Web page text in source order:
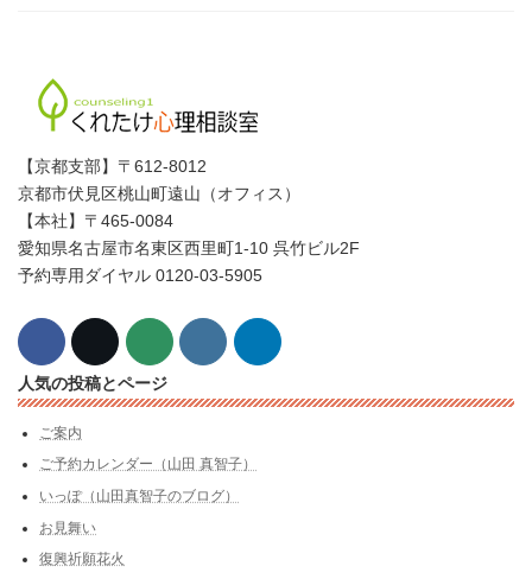
【京都支部】〒612-8012
京都市伏見区桃山町遠山（オフィス）
【本社】〒465-0084
愛知県名古屋市名東区西里町1-10 呉竹ビル2F
予約専用ダイヤル 0120-03-5905
人気の投稿とページ
ご案内
ご予約カレンダー（山田 真智子）
いっぽ（山田真智子のブログ）
お見舞い
復興祈願花火